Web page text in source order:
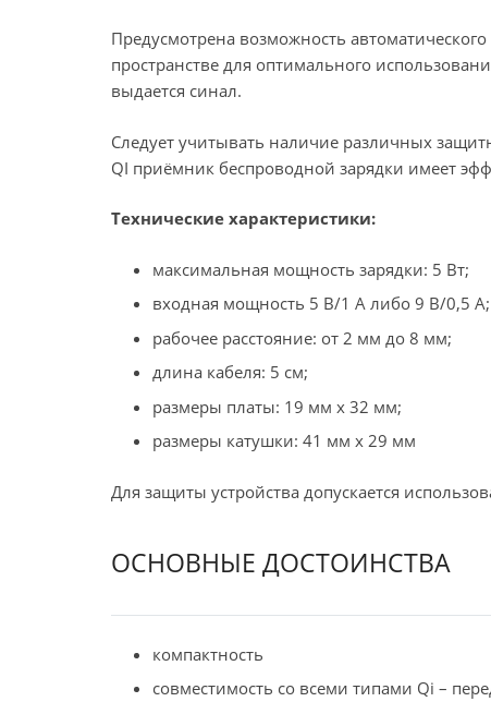
Предусмотрена возможность
пространстве для оптимального
выдается синал.
Следует учитывать наличие различных
QI приёмник беспроводной зарядки имеет
Технические характеристики:
максимальная мощность зарядки: 5 Вт;
входная мощность 5 В/1 А либо 9 В/0,5 А;
рабочее расстояние: от 2 мм до 8 мм;
длина кабеля: 5 см;
размеры платы: 19 мм х 32 мм;
размеры катушки: 41 мм х 29 мм
Для защиты устройства допускается
ОСНОВНЫЕ ДОСТОИНСТВА
компактность
совместимость со всеми типами Qi –